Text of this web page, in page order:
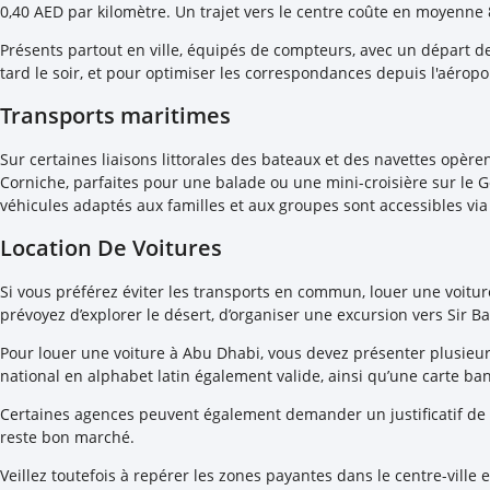
0,40 AED par kilomètre. Un trajet vers le centre coûte en
Présents partout en ville, équipés de compteurs, avec un départ
tard le soir, et pour optimiser les correspondances depuis
Transports maritimes
Sur certaines liaisons littorales des bateaux et des navettes
Corniche, parfaites pour une balade ou une mini-croisière sur le
véhicules adaptés aux familles et aux groupes sont accessibles
Location De Voitures
Si vous préférez éviter les transports en commun, louer une
prévoyez d’explorer le désert, d’organiser une excursion vers Sir
Pour louer une voiture à Abu Dhabi, vous devez présenter
national en alphabet latin également valide, ainsi qu’une carte
Certaines agences peuvent également demander un justificatif
reste bon marché.
Veillez toutefois à repérer les zones payantes dans le centre-